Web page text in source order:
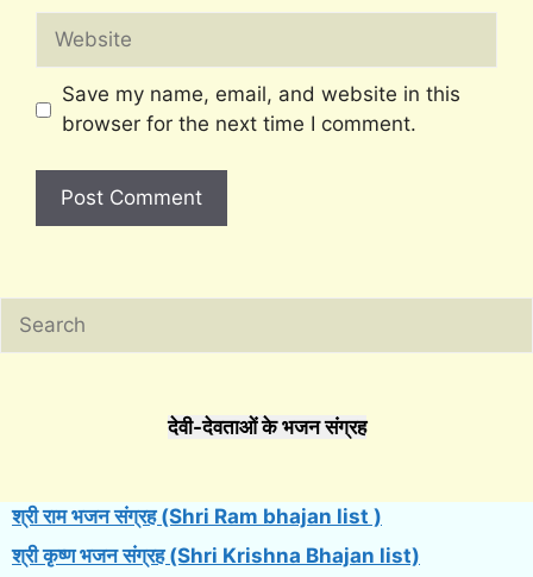
Website
Save my name, email, and website in this
browser for the next time I comment.
देवी-देवताओं के भजन संग्रह
श्री राम भजन संग्रह (Shri Ram bhajan list )
श्री कृष्ण भजन संग्रह (Shri Krishna Bhajan list)